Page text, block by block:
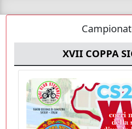
XVII COPPA